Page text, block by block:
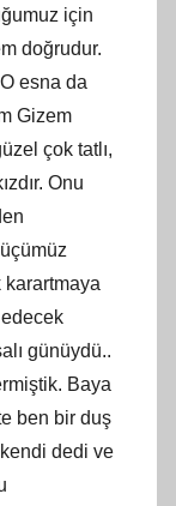
için
doğrudur.
esna da
Gizem
çok tatlı,
Onu
karartmaya
edecek
günüydü..
Baya
ben bir duş
dedi ve